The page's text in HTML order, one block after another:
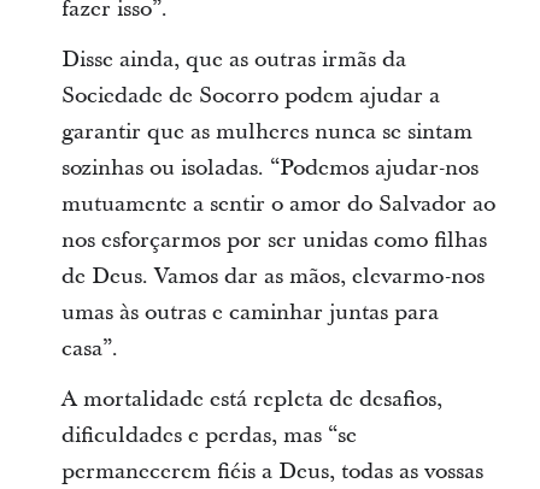
fazer isso”.
Disse ainda, que as outras irmãs da
Sociedade de Socorro podem ajudar a
garantir que as mulheres nunca se sintam
sozinhas ou isoladas. “Podemos ajudar-nos
mutuamente a sentir o amor do Salvador ao
nos esforçarmos por ser unidas como filhas
de Deus. Vamos dar as mãos, elevarmo-nos
umas às outras e caminhar juntas para
casa”.
A mortalidade está repleta de desafios,
dificuldades e perdas, mas “se
permanecerem fiéis a Deus, todas as vossas